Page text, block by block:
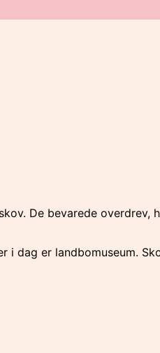
De bevarede overdrev,
i dag er landbomuseum.